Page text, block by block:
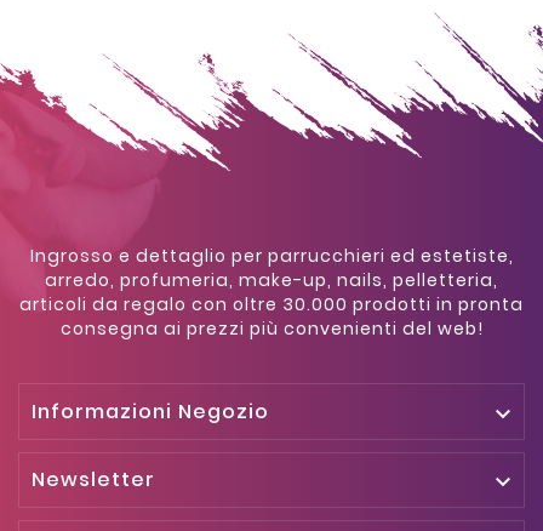
Ingrosso e dettaglio per parrucchieri ed estetiste,
arredo, profumeria, make-up, nails, pelletteria,
articoli da regalo con oltre 30.000 prodotti in pronta
consegna ai prezzi più convenienti del web!
Informazioni Negozio 
Newsletter 